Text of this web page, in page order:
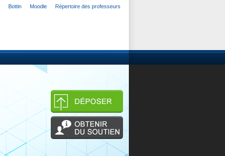
Bottin Moodle Répertoire des professeurs